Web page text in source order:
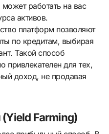
работать на вас
активов.
платформ позволяют
по кредитам, выбирая
Такой способ
привлекателен для тех,
доход, не продавая
Farming)